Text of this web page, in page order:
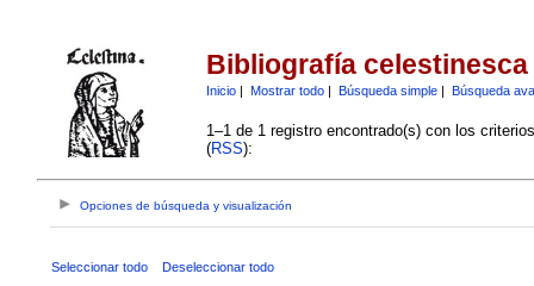
Bibliografía celestinesca
Inicio| Mostrar todo| Búsqueda simple| Búsqueda
1–1 de 1 registro encontrado(s) con los
(RSS):
Opciones de búsqueda y visualización
Seleccionar todo Deseleccionar todo